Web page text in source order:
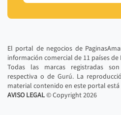
El portal de negocios de
información comercial de 11 países
Todas las marcas registradas
respectiva o de Gurú. La
material contenido en este portal
AVISO LEGAL© Copyright2026